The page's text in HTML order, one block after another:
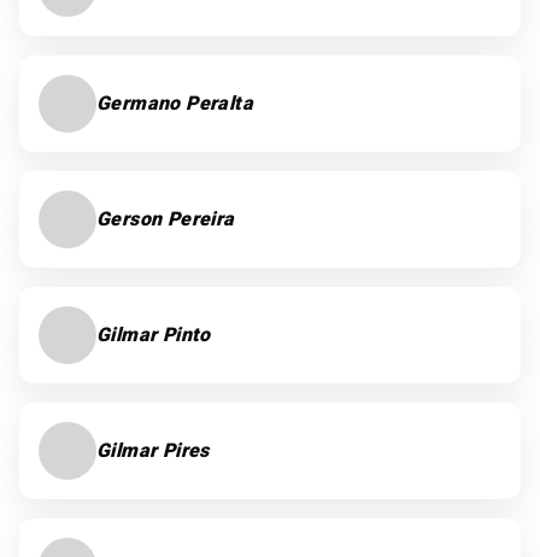
Germano Peralta
Gerson Pereira
Gilmar Pinto
Gilmar Pires